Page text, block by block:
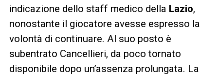
indicazione dello staff medico della Lazio,
nonostante il giocatore avesse espresso la
volontà di continuare. Al suo posto è
subentrato Cancellieri, da poco tornato
disponibile dopo un’assenza prolungata. La